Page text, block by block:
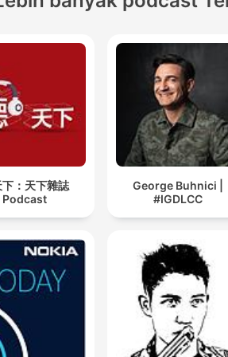
：天下雜誌
Podcast
George Buhnici |
#IGDLCC